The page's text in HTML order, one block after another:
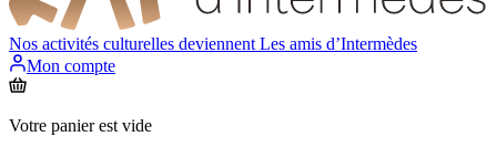
Nos activités culturelles deviennent Les amis d’Intermèdes
Mon compte
Votre panier est vide